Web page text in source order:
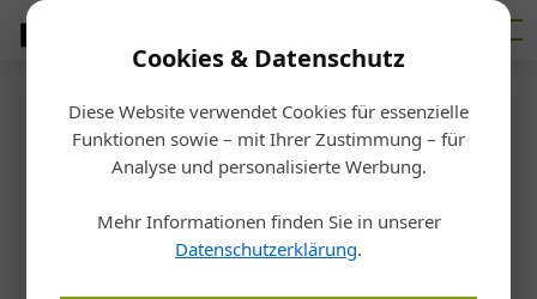
Cookies & Datenschutz
Diese Website verwendet Cookies für essenzielle
Funktionen sowie – mit Ihrer Zustimmung – für
Analyse und personalisierte Werbung.
Mehr Informationen finden Sie in unserer
Datenschutzerklärung.
Startseite /Bauen
Blick hinter die Fassade
Redaktion 02.04.2019, 19:28 Uhr